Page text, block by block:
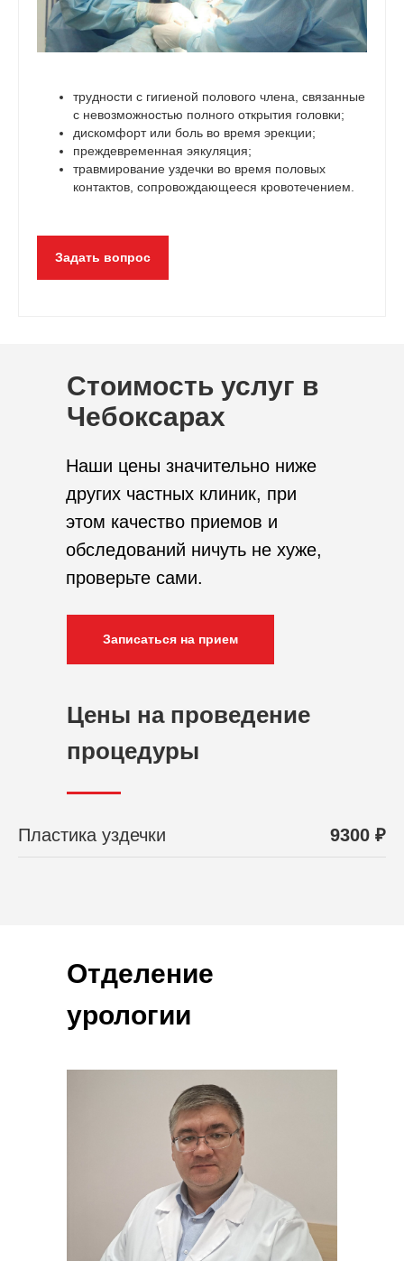
трудности с гигиеной полового члена, связанные
с невозможностью полного открытия головки;
дискомфорт или боль во время эрекции;
преждевременная эякуляция;
травмирование уздечки во время половых
контактов, сопровождающееся кровотечением.
Задать вопрос
Стоимость услуг в
Чебоксарах
Наши цены значительно ниже
других частных клиник, при
этом качество приемов и
обследований ничуть не хуже,
проверьте сами.
Цены на проведение
процедуры
Записаться на прием
Пластика уздечки 9300 ₽
Отделение
урологии